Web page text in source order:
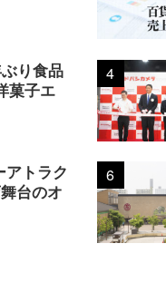
り食品
菓子エ
4
アトラク
台のオ
6